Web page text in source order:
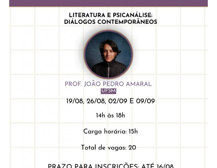
Ministério do Desenvolvimento Regional
Ministério da Mulher, da Família e dos Direitos Humanos
Gabinete de Segurança Institucional